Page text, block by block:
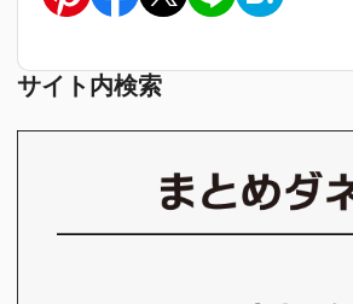
サイト内検索